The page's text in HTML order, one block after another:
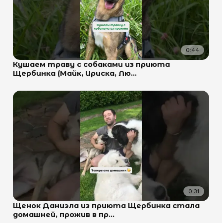
0:44
Кушаем траву с собаками из приюта
Щербинка (Майк, Ириска, Лю...
0:31
Щенок Даниэла из приюта Щербинка стала
домашней, прожив в пр...